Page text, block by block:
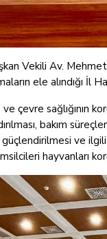
Vekili Av.
ele alındığı İl
çevre sağlığının
bakım
güçlendirilmesi ve
hayvanları